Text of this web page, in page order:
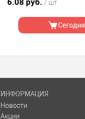
/ шт
Сегодня
ИНФОРМАЦИЯ
Новости
Акции